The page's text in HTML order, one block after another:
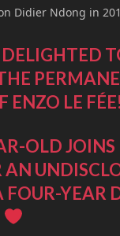
Didier Ndong in
ENZO LE FÉE!
OLD JOINS
FOUR-YEAR